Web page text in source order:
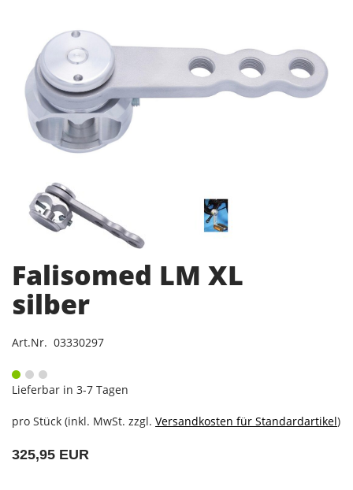
Falisomed LM XL
silber
Art.Nr. 03330297
Lieferbar in 3-7 Tagen
pro Stück (inkl. MwSt. zzgl. Versandkosten für Standardartikel)
325,95 EUR